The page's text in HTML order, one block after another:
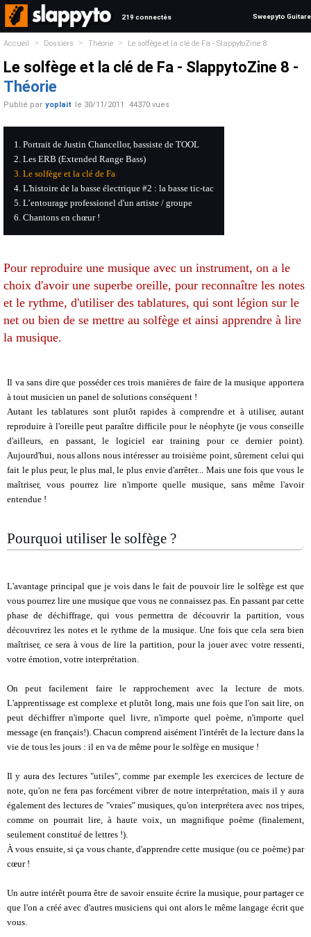
219 connectés Sweepyto Guitare
Accueil > Dossiers > Théorie > Le solfège et la clé de Fa - SlappytoZine 8
Le solfège et la clé de Fa - SlappytoZine 8 -
Théorie
Publié par yoplait le 30/11/2011 44370 vues
Portrait de Justin Chancellor, bassiste de TOOL
Les ERB (Extended Range Bass)
Le solfège et la clé de Fa
L'histoire de la basse électrique #2 : la basse tic-tac
L’entourage professionel d'un artiste / groupe
Chantons en chœur !
Pour reproduire une musique avec un instrument, on a le
choix d'avoir une superbe oreille, pour reconnaître les notes
et le rythme, d'utiliser des tablatures, qui sont légion sur le
net ou bien de se mettre au solfège et ainsi apprendre à lire
la musique.
Il va sans dire que posséder ces trois manières de faire de la musique apportera
à tout musicien un panel de solutions conséquent !
Autant les tablatures sont plutôt rapides à comprendre et à utiliser, autant
reproduire à l'oreille peut paraître difficile pour le néophyte (je vous conseille
d'ailleurs, en passant, le logiciel ear training pour ce dernier point).
Aujourd'hui, nous allons nous intéresser au troisième point, sûrement celui qui
fait le plus peur, le plus mal, le plus envie d'arrêter... Mais une fois que vous le
maîtriser, vous pourrez lire n'importe quelle musique, sans même l'avoir
entendue !
Pourquoi utiliser le solfège ?
L'avantage principal que je vois dans le fait de pouvoir lire le solfège est que
vous pourrez lire une musique que vous ne connaissez pas. En passant par cette
phase de déchiffrage, qui vous permettra de découvrir la partition, vous
découvrirez les notes et le rythme de la musique. Une fois que cela sera bien
maîtriser, ce sera à vous de lire la partition, pour la jouer avec votre ressenti,
votre émotion, votre interprétation.
On peut facilement faire le rapprochement avec la lecture de mots.
L'apprentissage est complexe et plutôt long, mais une fois que l'on sait lire, on
peut déchiffrer n'importe quel livre, n'importe quel poème, n'importe quel
message (en français!). Chacun comprend aisément l'intérêt de la lecture dans la
vie de tous les jours : il en va de même pour le solfège en musique !
Il y aura des lectures "utiles", comme par exemple les exercices de lecture de
note, qu'on ne fera pas forcément vibrer de notre interprétation, mais il y aura
également des lectures de "vraies" musiques, qu'on interprétera avec nos tripes,
comme on pourrait lire, à haute voix, un magnifique poème (finalement,
seulement constitué de lettres !).
À vous ensuite, si ça vous chante, d'apprendre cette musique (ou ce poème) par
cœur !
Un autre intérêt pourra être de savoir ensuite écrire la musique, pour partager ce
que l'on a créé avec d'autres musiciens qui ont alors le même langage écrit que
vous.